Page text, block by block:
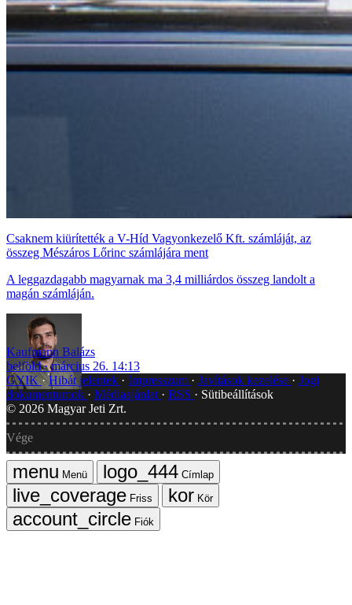
Csaknem kiürítették a V-Híd Vagyonkezelő Kft. számláját, az
összeg Mészáros Lőrinc számlájára ment
A leggazdagabb magyarnak ma 3,4 milliárdos összeg landolt a
magán számláján.
Kaufmann Balázs
belföld
március 26. 14:13
GYIK
Hibát jelentek Impresszum Javítások kezelése
Jogi
dokumentumok
Médiaajánlat RSS
Sütibeállítások
© 2026 Magyar Jeti Zrt.
Vége
Menü
Címlap
Friss
Kör
Fiók